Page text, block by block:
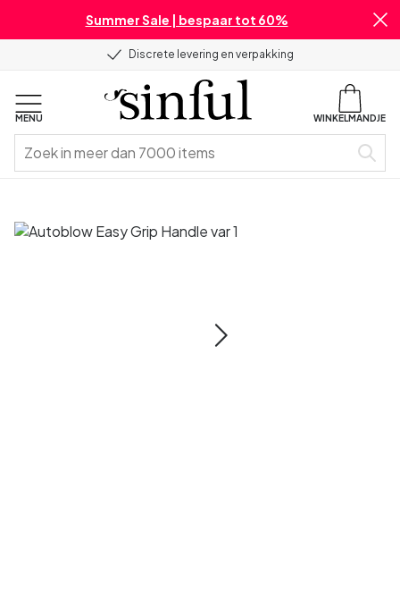
Summer Sale | bespaar tot 60%
Discrete levering en verpakking
MENU WINKELMANDJE